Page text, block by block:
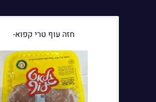
חזה עוף טרי קפוא-